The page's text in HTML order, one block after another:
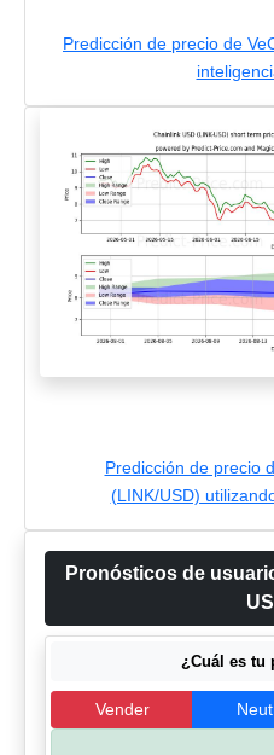
Predicción de precio de
Predicción de precio
(LINK/USD)
Pronósticos de
¿Cuál es tu
Vender